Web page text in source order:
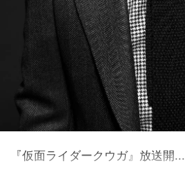
『仮面ライダークウガ』放送開...